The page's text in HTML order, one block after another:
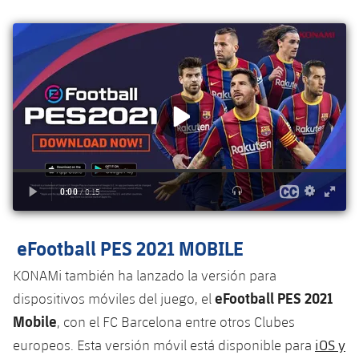
La Masia
Servicios
Servicios Médicos
Accesibilidad
plusicon
más
Acreditaciones
Instalaciones
SUB8 A
SUB8 B
Palmarés
Jugadores
Fotos
Historia
Palmarés
Jugadores
Fotos
Cadete B
Infantil B
Calendario
Entradas
Resultados
Clasificaciones
Fotos
Palmarés
Historia
Actualidad
Calendario
Resultados
Jugadores
Clasificaciones
Base
plusicon
más
Actualidad
Juvenil
Cadete
Infantil
Alevín
Campus Verano
PLUSICON
MÁS
Primer equipo
plusicon
más
Actualidad
Calendario
Entradas
Resultados
Calendario
Resultados
Base
plusicon
más
Barça C
eFootball PES 2021 MOBILE
KONAMi también ha lanzado la versión para
dispositivos móviles del juego, el eFootball PES 2021
Mobile, con el FC Barcelona entre otros Clubes
europeos. Esta versión móvil está disponible para iOS y